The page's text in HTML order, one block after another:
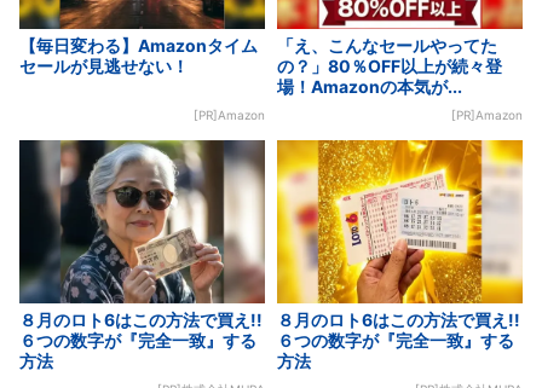
【毎日変わる】Amazonタイム
セールが見逃せない！
[PR]Amazon
「え、こんなセールやってた
の？」80％OFF以上が続々登
場！Amazonの本気が...
[PR]Amazon
８月のロト6はこの方法で買え!!
６つの数字が『完全一致』する
方法
８月のロト6はこの方法で買え!!
６つの数字が『完全一致』する
方法